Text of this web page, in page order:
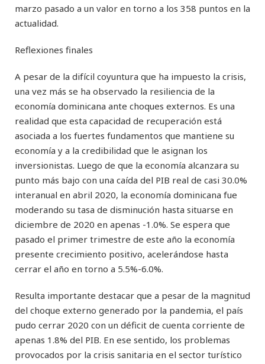
marzo pasado a un valor en torno a los 358 puntos en la
actualidad.
Reflexiones finales
A pesar de la difícil coyuntura que ha impuesto la crisis,
una vez más se ha observado la resiliencia de la
economía dominicana ante choques externos. Es una
realidad que esta capacidad de recuperación está
asociada a los fuertes fundamentos que mantiene su
economía y a la credibilidad que le asignan los
inversionistas. Luego de que la economía alcanzara su
punto más bajo con una caída del PIB real de casi 30.0%
interanual en abril 2020, la economía dominicana fue
moderando su tasa de disminución hasta situarse en
diciembre de 2020 en apenas -1.0%. Se espera que
pasado el primer trimestre de este año la economía
presente crecimiento positivo, acelerándose hasta
cerrar el año en torno a 5.5%-6.0%.
Resulta importante destacar que a pesar de la magnitud
del choque externo generado por la pandemia, el país
pudo cerrar 2020 con un déficit de cuenta corriente de
apenas 1.8% del PIB. En ese sentido, los problemas
provocados por la crisis sanitaria en el sector turístico